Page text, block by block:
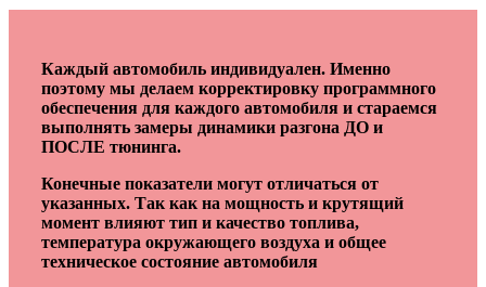
Каждый автомобиль индивидуален. Именно
поэтому мы делаем корректировку программного
обеспечения для каждого автомобиля и стараемся
выполнять замеры динамики разгона ДО и
ПОСЛЕ тюнинга.
Конечные показатели могут отличаться от
указанных. Так как на мощность и крутящий
момент влияют тип и качество топлива,
температура окружающего воздуха и общее
техническое состояние автомобиля